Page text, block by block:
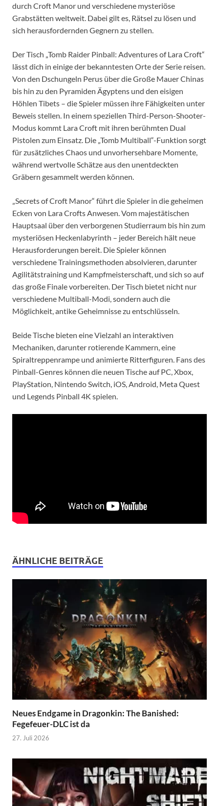
durch Croft Manor und verschiedene mysteriöse
Grabstätten weltweit. Dabei gilt es, Rätsel zu lösen und
sich herausfordernden Gegnern zu stellen.
Der Tisch „Tomb Raider Pinball: Adventures of Lara Croft“
lässt dich in einige der bekanntesten Orte der Serie reisen.
Von den Dschungeln Perus über die Große Mauer Chinas
bis hin zu den Pyramiden Ägyptens und den eisigen
Höhlen Tibets – die Spieler müssen ihre Fähigkeiten unter
Beweis stellen. In einem speziellen Third-Person-Shooter-
Modus kommt Lara Croft mit ihren berühmten Dual
Pistolen zum Einsatz. Die „Tomb Multiball“-Funktion sorgt
für zusätzliches Chaos und unvorhersehbare Momente,
während wertvolle Schätze aus den unentdeckten
Gräbern gesammelt werden können.
„Secrets of Croft Manor“ führt die Spieler in die geheimen
Ecken von Lara Crofts Anwesen. Vom majestätischen
Hauptsaal über den verborgenen Studierraum bis hin zum
mysteriösen Heckenlabyrinth – jeder Bereich hält neue
Herausforderungen bereit. Die Spieler können
verschiedene Trainingsmethoden absolvieren, darunter
Agilitätstraining und Kampfmeisterschaft, und sich so auf
das große Finale vorbereiten. Der Tisch bietet nicht nur
verschiedene Multiball-Modi, sondern auch die
Möglichkeit, antike Geheimnisse zu entschlüsseln.
Beide Tische bieten eine Vielzahl an interaktiven
Mechaniken, darunter rotierende Kammern, eine
Spiraltreppenrampe und animierte Ritterfiguren. Fans des
Pinball-Genres können die neuen Tische auf PC, Xbox,
PlayStation, Nintendo Switch, iOS, Android, Meta Quest
und Legends Pinball 4K spielen.
ÄHNLICHE BEITRÄGE
Neues Endgame in Dragonkin: The Banished:
Fegefeuer-DLC ist da
27. Juli 2026